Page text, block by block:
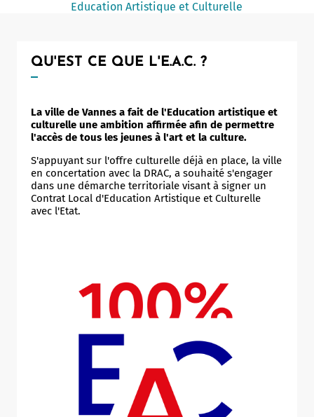
Notaire
Journaliste
Education Artistique et Culturelle
QU'EST CE QUE L'E.A.C. ?
La ville de Vannes a fait de l'Education artistique et
culturelle une ambition affirmée afin de permettre
l'accès de tous les jeunes à l'art et la culture.
S'appuyant sur l'offre culturelle déjà en place, la ville
en concertation avec la DRAC, a souhaité s'engager
dans une démarche territoriale visant à signer un
Contrat Local d'Education Artistique et Culturelle
avec l'Etat.